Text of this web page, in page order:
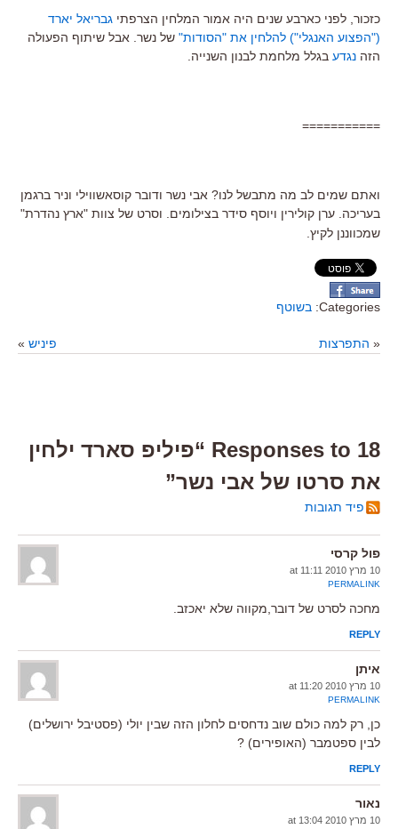
כזכור, לפני כארבע שנים היה אמור המלחין הצרפתי גבריאל יארד
("הפצוע האנגלי") להלחין את "הסודות" של נשר. אבל שיתוף הפעולה
הזה נגדע בגלל מלחמת לבנון השנייה.
===========
ואתם שמים לב מה מתבשל לנו? אבי נשר ודובר קוסאשווילי וניר ברגמן
בעריכה. ערן קולירין ויוסף סידר בצילומים. וסרט של צוות "ארץ נהדרת"
שמכווננן לקיץ.
Categories: בשוטף
« התפרצות פיניש »
18 Responses to “פיליפ סארד ילחין
את סרטו של אבי נשר”
פיד תגובות
פול קרסי
10 מרץ 2010 at 11:11
PERMALINK
מחכה לסרט של דובר,מקווה שלא יאכזב.
REPLY
איתן
10 מרץ 2010 at 11:20
PERMALINK
כן, רק למה כולם שוב נדחסים לחלון הזה שבין יולי (פסטיבל ירושלים)
לבין ספטמבר (האופירים) ?
REPLY
נאור
10 מרץ 2010 at 13:04